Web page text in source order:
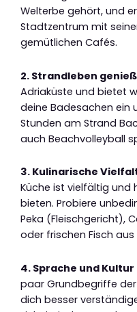
Welterbe gehört, und
Stadtzentrum mit
gemütlichen Cafés.
2. Strandleben
Adriaküste und bietet
deine Badesachen ein
Stunden am Strand
auch Beachvolleyball
3. Kulinarische
Küche ist vielfältig und
bieten. Probiere
Peka (Fleischgericht),
oder frischen Fisch aus
4. Sprache und
paar Grundbegriffe
dich besser